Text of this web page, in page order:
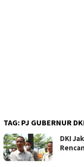
TAG: PJ GUBERNUR
DKI